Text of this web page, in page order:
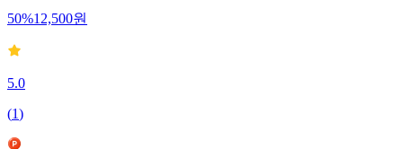
50%12,500원
5.0
(1)